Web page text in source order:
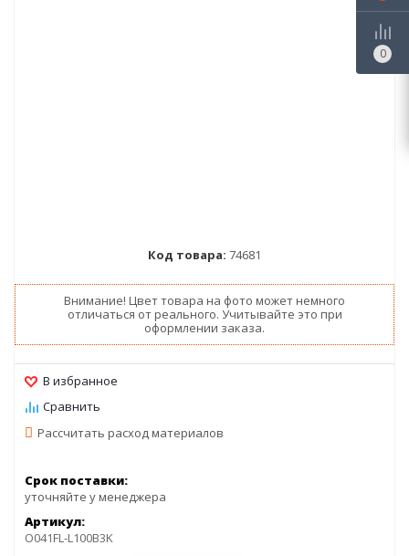
Код товара: 74681
Внимание! Цвет товара на фото может немного
отличаться от реального. Учитывайте это при
оформлении заказа.
Рассчитать расход материалов
Срок поставки:
уточняйте у менеджера
Артикул:
O041FL-L100B3K
0